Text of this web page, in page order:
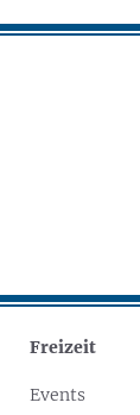
Freizeit
Events